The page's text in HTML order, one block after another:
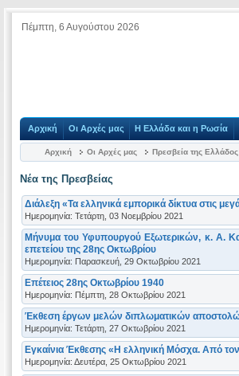
Πέμπτη, 6 Αυγούστου 2026
Αρχική Οι Αρχές μας Η Ελλάδα και η Ρωσία
Αρχική Οι Αρχές μας Πρεσβεία της
Νέα της Πρεσβείας
Διάλεξη «Τα ελληνικά εμπορικά δίκτυα στις
Ημερομηνία: Τετάρτη, 03 Νοεμβρίου 2021
Μήνυμα του Υφυπουργού Εξωτερικών, κ. Α.
επετείου της 28ης Οκτωβρίου
Ημερομηνία: Παρασκευή, 29 Οκτωβρίου 2021
Επέτειος 28ης Οκτωβρίου 1940
Ημερομηνία: Πέμπτη, 28 Οκτωβρίου 2021
Έκθεση έργων μελών διπλωματικών
Ημερομηνία: Τετάρτη, 27 Οκτωβρίου 2021
Eγκαίνια Έκθεσης «Η ελληνική Μόσχα. Από
Ημερομηνία: Δευτέρα, 25 Οκτωβρίου 2021